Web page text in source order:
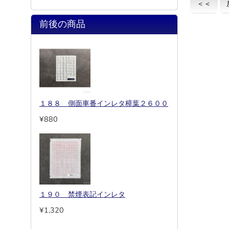
＜＜
前後の商品
１８８ 側面車番インレタ樟葉２６００
¥880
１９０ 禁煙表記インレタ
¥1,320